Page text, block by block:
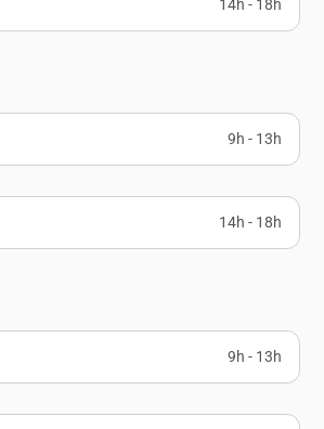
14h - 18h
9h - 13h
14h - 18h
9h - 13h